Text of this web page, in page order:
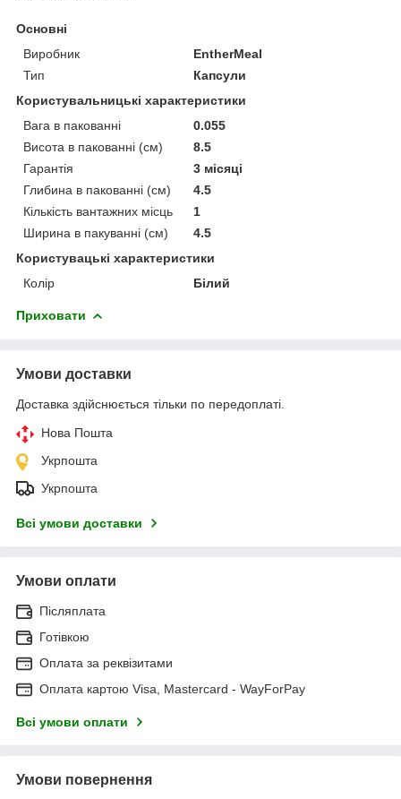
Основні
Виробник
EntherMeal
Тип
Капсули
Користувальницькі характеристики
Вага в пакованні
0.055
Висота в пакованні (см)
8.5
Гарантія
3 місяці
Глибина в пакованні (см)
4.5
Кількість вантажних місць
1
Ширина в пакуванні (см)
4.5
Користувацькi характеристики
Колір
Білий
Приховати
Умови доставки
Доставка здійснюється тільки по передоплаті.
Нова Пошта
Укрпошта
Укрпошта
Всі умови доставки
Умови оплати
Післяплата
Готівкою
Оплата за реквізитами
Оплата картою Visa, Mastercard - WayForPay
Всі умови оплати
Умови повернення